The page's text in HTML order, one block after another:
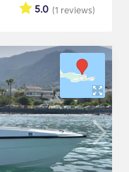
(1 reviews)
5.0